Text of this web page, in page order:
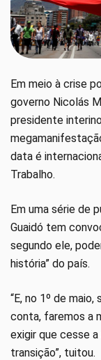
Em meio à crise
governo Nicolás
presidente
data é
Trabalho.
Em uma série de
Guaidó tem
segundo ele,
história” do país.
“E, no 1º de
conta, faremos a
exigir que cesse
transição”, tuitou.